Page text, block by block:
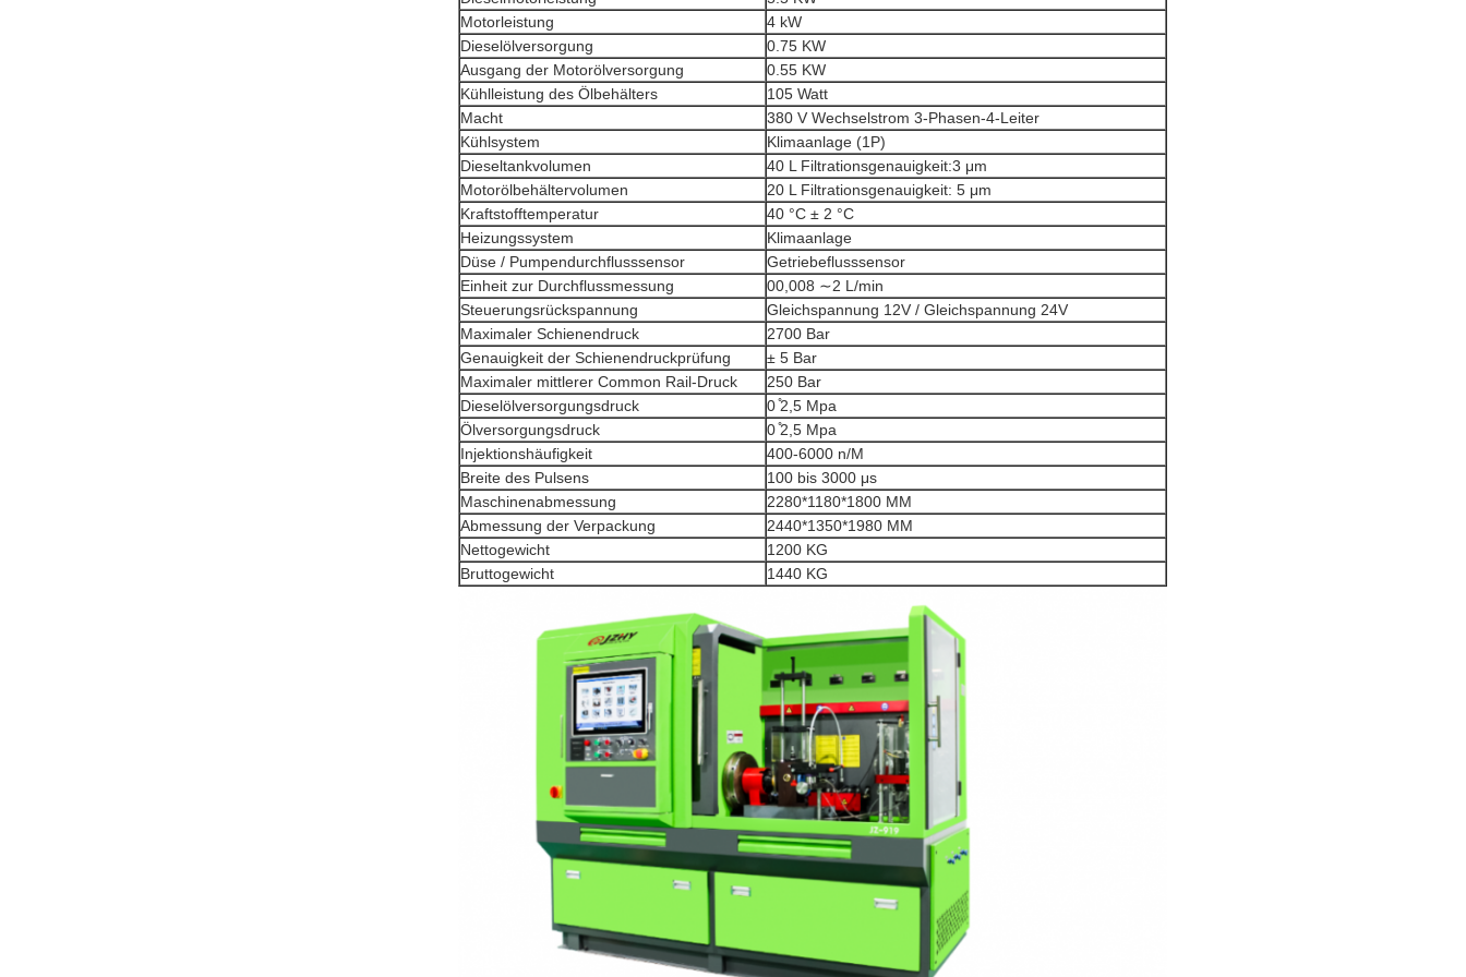
Motorleistung
4 kW
Dieselölversorgung
0.75 KW
Ausgang der Motorölversorgung
0.55 KW
Kühlleistung des Ölbehälters
105 Watt
Macht
380 V Wechselstrom 3-Phasen-4-Leiter
Kühlsystem
Klimaanlage (1P)
Dieseltankvolumen
40 L Filtrationsgenauigkeit:3 μm
Motorölbehältervolumen
20 L Filtrationsgenauigkeit: 5 μm
Kraftstofftemperatur
40 °C ± 2 °C
Heizungssystem
Klimaanlage
Düse / Pumpendurchflusssensor
Getriebeflusssensor
Einheit zur Durchflussmessung
00,008 ∼2 L/min
Steuerungsrückspannung
Gleichspannung 12V / Gleichspannung 24V
Maximaler Schienendruck
2700 Bar
Genauigkeit der Schienendruckprüfung
± 5 Bar
Maximaler mittlerer Common Rail-Druck
250 Bar
Dieselölversorgungsdruck
0 ̊2,5 Mpa
Ölversorgungsdruck
0 ̊2,5 Mpa
Injektionshäufigkeit
400-6000 n/M
Breite des Pulsens
100 bis 3000 μs
Maschinenabmessung
2280*1180*1800 MM
Abmessung der Verpackung
2440*1350*1980 MM
Nettogewicht
1200 KG
Bruttogewicht
1440 KG